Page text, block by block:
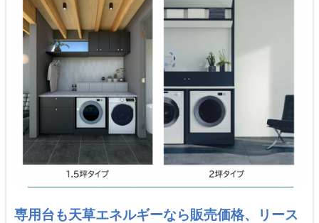
専用台も天草エネルギーなら販売価格、リース